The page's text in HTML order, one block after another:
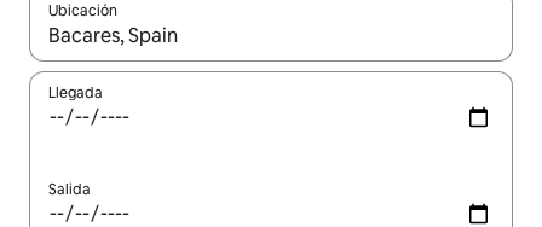
Ubicación
Cuando los resultados estén disponibles, podrás navegar
Llegada
Salida